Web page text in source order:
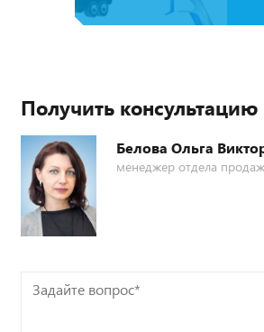
Получить
Белова Ольга
менеджер отдела продаж
Задайте